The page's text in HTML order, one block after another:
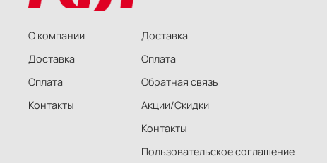
О компании
Доставка
Оплата
Контакты
Доставка
Оплата
Обратная связь
Акции/Скидки
Контакты
Пользовательское соглашение